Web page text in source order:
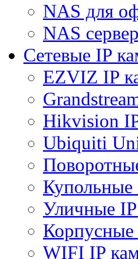
NAS для
NAS
Сетевые IP
EZVIZ IP
Hikvision
Ubiquiti
Уличные
WIFI IP